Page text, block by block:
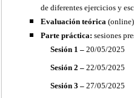
de diferentes ejercicios y
Evaluación teórica
Parte práctica: sesiones
Sesión 1 – 20/05/2025
Sesión 2 – 22/05/2025
Sesión 3 – 27/05/2025